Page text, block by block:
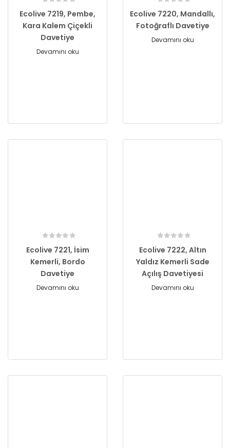
Ecolive 7219, Pembe,
Kara Kalem Çiçekli
Davetiye
Devamını oku
Ecolive 7220, Mandallı,
Fotoğraflı Davetiye
Devamını oku
Ecolive 7221, İsim
Kemerli, Bordo
Davetiye
Devamını oku
Ecolive 7222, Altın
Yaldız Kemerli Sade
Açılış Davetiyesi
Devamını oku